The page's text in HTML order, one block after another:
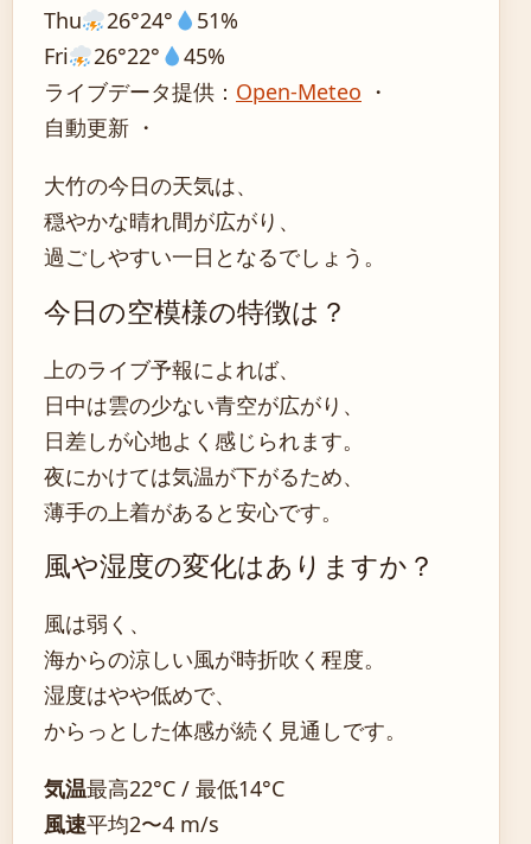
Thu
26°24°
51%
Fri
26°22°
45%
ライブデータ提供： Open-Meteo ・
自動更新 ・
大竹の今日の天気は、
穏やかな晴れ間が広がり、
過ごしやすい一日となるでしょう。
今日の空模様の特徴は？
上のライブ予報によれば、
日中は雲の少ない青空が広がり、
日差しが心地よく感じられます。
夜にかけては気温が下がるため、
薄手の上着があると安心です。
風や湿度の変化はありますか？
風は弱く、
海からの涼しい風が時折吹く程度。
湿度はやや低めで、
からっとした体感が続く見通しです。
気温最高22°C / 最低14°C
風速平均2〜4 m/s